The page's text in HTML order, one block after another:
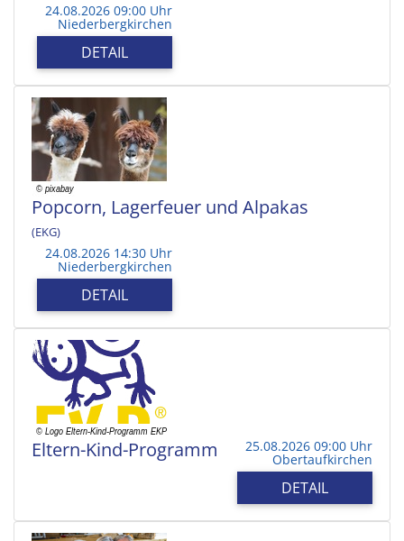
24.08.2026 09:00 Uhr
Niederbergkirchen
DETAIL
Popcorn, Lagerfeuer und Alpakas
(EKG)
24.08.2026 14:30 Uhr
Niederbergkirchen
DETAIL
Eltern-Kind-Programm 25.08.2026 09:00 Uhr
Obertaufkirchen
DETAIL